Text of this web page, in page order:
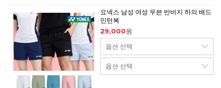
요넥스 남성 여성 우븐 반바지 하의 배드
민턴복
29,000원